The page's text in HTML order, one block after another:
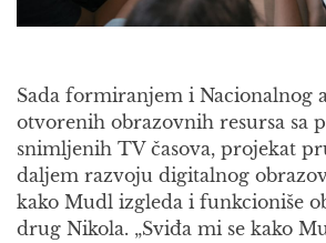
Sada formiranjem i Nacionalnog
otvorenih obrazovnih resursa sa
snimljenih TV časova, projekat
daljem razvoju digitalnog
kako Mudl izgleda i funkcioniše
drug Nikola. „Sviđa mi se kako